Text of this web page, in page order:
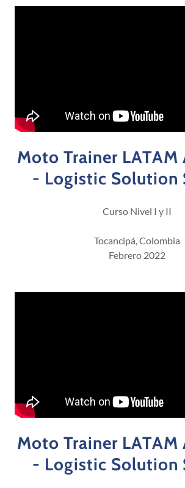
Moto Trainer LATAM
- Logistic Solution
Curso Nivel I y II
Tocancipá, Colombia
Febrero 2022
Moto Trainer LATAM
- Logistic Solution